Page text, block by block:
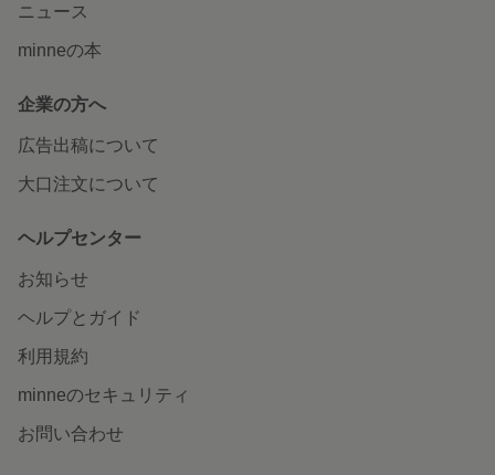
ニュース
minneの本
企業の方へ
広告出稿について
大口注文について
ヘルプセンター
お知らせ
ヘルプとガイド
利用規約
minneのセキュリティ
お問い合わせ